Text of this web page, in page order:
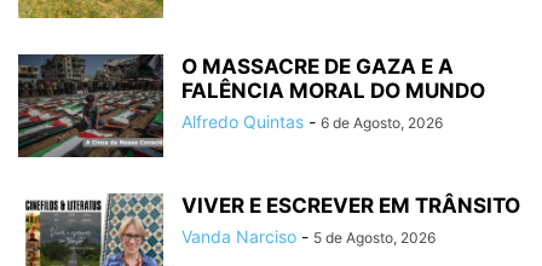
O MASSACRE DE GAZA E A
FALÊNCIA MORAL DO MUNDO
Alfredo Quintas - 6 de Agosto, 2026
VIVER E ESCREVER EM TRÂNSITO
Vanda Narciso - 5 de Agosto, 2026